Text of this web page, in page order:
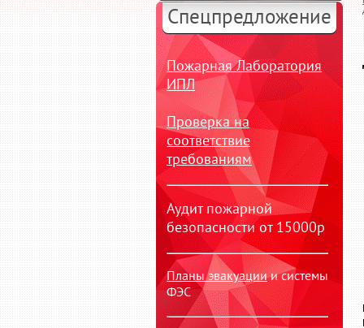
Спецпредложение
Пожарная Лаборатория
ИПЛ
Проверка на
соответствие
требованиям
Аудит пожарной
безопасности от 15000р
Планы эвакуациии системы
ФЭС